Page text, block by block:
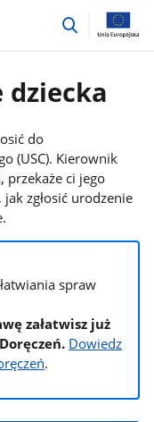
przejdź
dziecka
do
(USC). Kierownik
przekaże ci jego
zgłosić urodzenie
spraw
załatwisz już
Dowiedz
.